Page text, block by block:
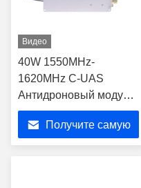
Видео
40W 1550MHz-
1620MHz C-UAS
Антидроновый модуль
усилителя RF для сбоя
сигналов GPS
Получите самую